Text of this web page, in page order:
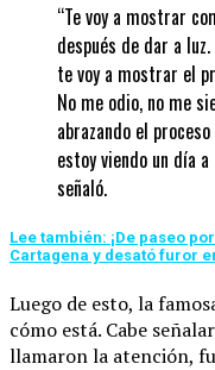
“Te voy a mostrar
después de dar a
te voy a mostrar el
No me odio, no me
abrazando el
estoy viendo un día
señaló.
Lee también: ¡De paseo
Cartagena y desató furor
Luego de esto, la
cómo está. Cabe
llamaron la atención,